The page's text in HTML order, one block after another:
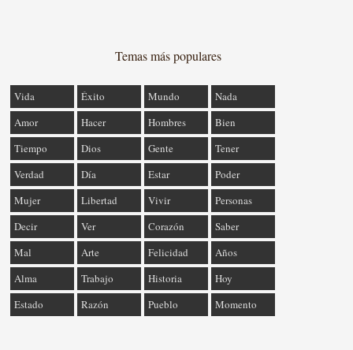
Temas más populares
Vida Éxito Mundo
Nada
Amor
Hacer Hombres
Bien
Tiempo
Dios Gente
Tener
Verdad
Día Estar
Poder
Mujer
Libertad Vivir
Personas
Decir
Ver Corazón
Saber
Mal
Arte Felicidad
Años
Alma
Trabajo Historia
Hoy
Estado
Razón Pueblo Momento